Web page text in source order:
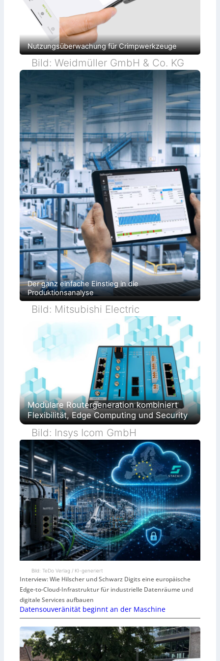
Nutzungsüberwachung für Crimpwerkzeuge
Bild: Weidmüller GmbH & Co. KG
Der ganz einfache Einstieg in die
Produktionsanalyse
Bild: Mitsubishi Electric
Modulare Routergeneration kombiniert
Flexibilität, Edge Computing und Security
Bild: Insys Icom GmbH
Bild: TeDo Verlag / KI-generiert
Interview: Wie Hilscher und Schwarz Digits eine europäische
Edge-to-Cloud-Infrastruktur für industrielle Datenräume und
digitale Services aufbauen
Datensouveränität beginnt an der Maschine